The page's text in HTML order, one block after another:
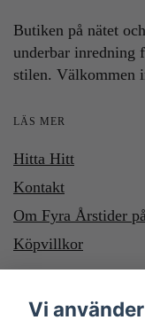
Butiken på nätet
underbar inredning
stilen. Välkommen
LÄS MER
Hitta Hitt
Kontakt
Om Fyra Årstider
Köpvillkor
BETALA MED SWISH,
Vi